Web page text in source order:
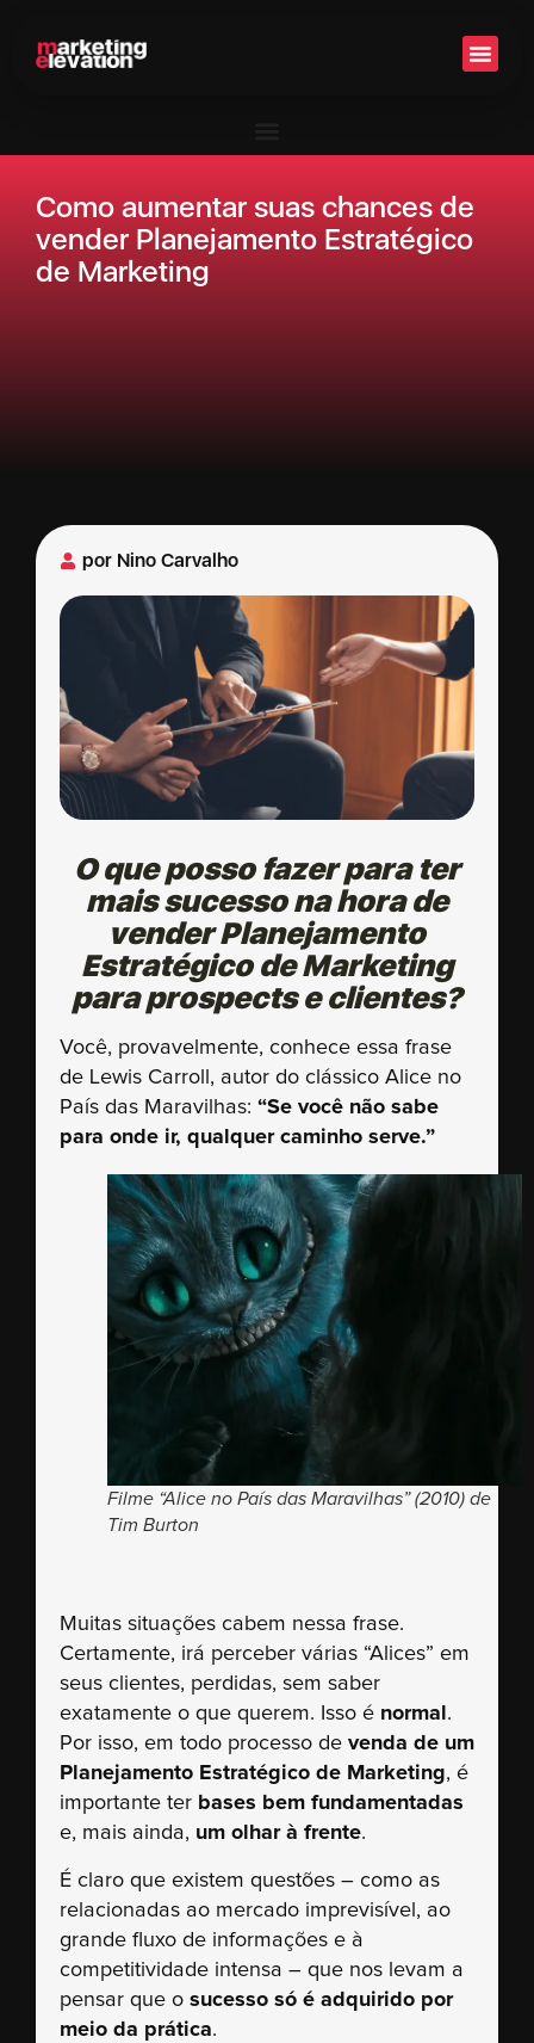
Como aumentar suas chances de
vender Planejamento Estratégico
de Marketing
por Nino Carvalho
O que posso fazer para ter
mais sucesso na hora de
vender Planejamento
Estratégico de Marketing
para prospects e clientes?
Você, provavelmente, conhece essa frase
de Lewis Carroll, autor do clássico Alice no
País das Maravilhas: “Se você não sabe
para onde ir, qualquer caminho serve.”
Filme “Alice no País das Maravilhas” (2010) de
Tim Burton
Muitas situações cabem nessa frase.
Certamente, irá perceber várias “Alices” em
seus clientes, perdidas, sem saber
exatamente o que querem. Isso é normal .
Por isso, em todo processo de venda de um
Planejamento Estratégico de Marketing, é
importante ter bases bem fundamentadas
e, mais ainda, um olhar à frente.
É claro que existem questões – como as
relacionadas ao mercado imprevisível, ao
grande fluxo de informações e à
competitividade intensa – que nos levam a
pensar que o sucesso só é adquirido por
meio da prática.